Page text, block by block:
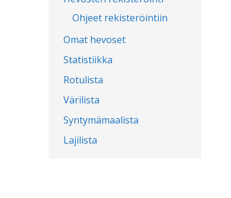
Ohjeet rekisteröintiin
Omat hevoset
Statistiikka
Rotulista
Värilista
Syntymämaalista
Lajilista